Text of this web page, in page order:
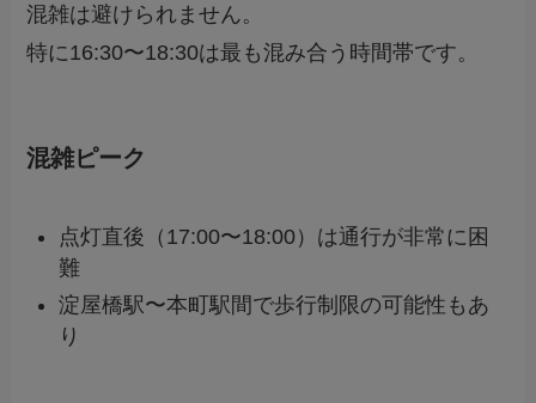
混雑は避けられません。
特に16:30〜18:30は最も混み合う時間帯です。
混雑ピーク
点灯直後（17:00〜18:00）は通行が非常に困
難
淀屋橋駅〜本町駅間で歩行制限の可能性もあ
り